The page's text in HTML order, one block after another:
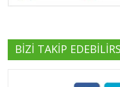
BİZİ TAKİP